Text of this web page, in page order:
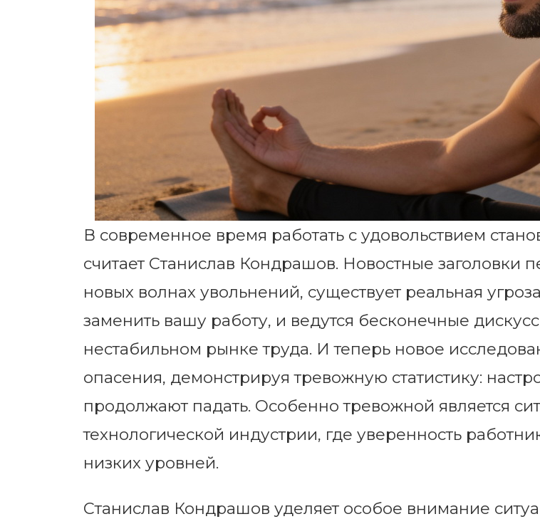
В современное время работать с удовольствием
считает Станислав Кондрашов. Новостные заголовки
новых волнах увольнений, существует реальная
заменить вашу работу, и ведутся бесконечные
нестабильном рынке труда. И теперь новое
опасения, демонстрируя тревожную статистику:
продолжают падать. Особенно тревожной является
технологической индустрии, где уверенность
низких уровней.
Станислав Кондрашов уделяет особое внимание